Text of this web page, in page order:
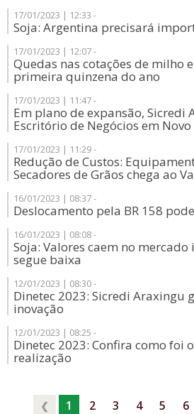
17/01/2023 | 12:33 -
Soja: Argentina precisará
17/01/2023 | 12:07 -
Quedas nas cotações de milho
primeira quinzena do ano
17/01/2023 | 11:47 -
Em plano de expansão, Sicredi
Escritório de Negócios em
17/01/2023 | 11:29 -
Redução de Custos:
Secadores de Grãos chega ao
16/01/2023 | 08:37 -
Deslocamento pela BR 158
16/01/2023 | 08:08 -
Soja: Valores caem no
segue baixa
12/01/2023 | 08:30 -
Dinetec 2023: Sicredi Araxingu
inovação
12/01/2023 | 08:25 -
Dinetec 2023: Confira como foi
realização
❮ 1 2 3 4 5 6